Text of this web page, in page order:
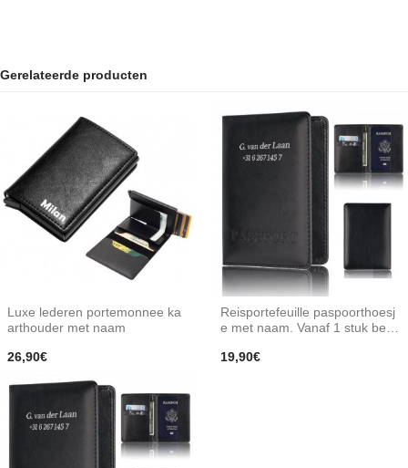
Gerelateerde producten
Luxe lederen portemonnee ka
arthouder met naam
26,90€
Reisportefeuille paspoorthoesj
e met naam. Vanaf 1 stuk bedr
19,90€